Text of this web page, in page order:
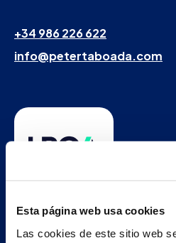
Esta página web usa cookies
Las cookies de este sitio web
+34 986 226 622
info@petertaboada.com